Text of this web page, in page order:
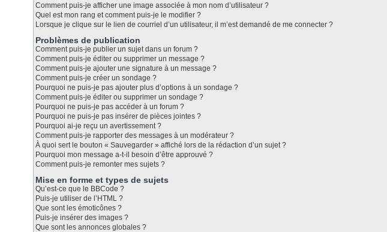
Comment puis-je afficher une image associée à mon nom d’utilisateur ?
Quel est mon rang et comment puis-je le modifier ?
Lorsque je clique sur le lien de courriel d’un utilisateur, il m’est demandé de me connecter ?
Problèmes de publication
Comment puis-je publier un sujet dans un forum ?
Comment puis-je éditer ou supprimer un message ?
Comment puis-je ajouter une signature à un message ?
Comment puis-je créer un sondage ?
Pourquoi ne puis-je pas ajouter plus d’options à un sondage ?
Comment puis-je éditer ou supprimer un sondage ?
Pourquoi ne puis-je pas accéder à un forum ?
Pourquoi ne puis-je pas insérer de pièces jointes ?
Pourquoi ai-je reçu un avertissement ?
Comment puis-je rapporter des messages à un modérateur ?
À quoi sert le bouton « Sauvegarder » affiché lors de la rédaction d’un sujet ?
Pourquoi mon message a-t-il besoin d’être approuvé ?
Comment puis-je remonter mes sujets ?
Mise en forme et types de sujets
Qu’est-ce que le BBCode ?
Puis-je utiliser de l’HTML ?
Que sont les émoticônes ?
Puis-je insérer des images ?
Que sont les annonces globales ?